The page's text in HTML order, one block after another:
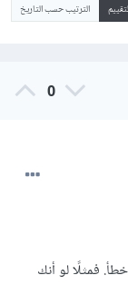
الترتيب حسب التاريخ
0
فمثلًا لو أنك